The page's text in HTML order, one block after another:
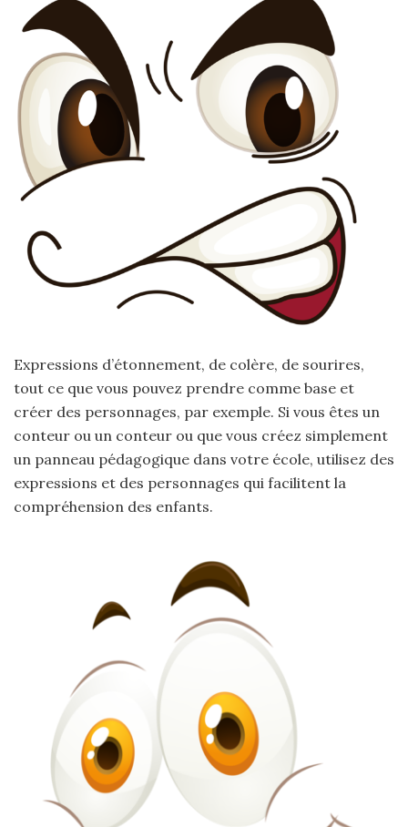
Expressions d’étonnement, de colère, de sourires,
tout ce que vous pouvez prendre comme base et
créer des personnages, par exemple. Si vous êtes un
conteur ou un conteur ou que vous créez simplement
un panneau pédagogique dans votre école, utilisez des
expressions et des personnages qui facilitent la
compréhension des enfants.